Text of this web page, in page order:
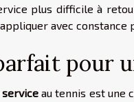
plus difficile à
avec constance
pour
au tennis est une